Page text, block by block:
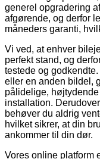
generel opgradering
afgørende, og derfor
måneders garanti,
Vi ved, at enhver
perfekt stand, og
testede og
eller en anden bildel,
pålidelige,
installation.
behøver du aldrig
hvilket sikrer, at din
ankommer til din dør.
Vores online platform